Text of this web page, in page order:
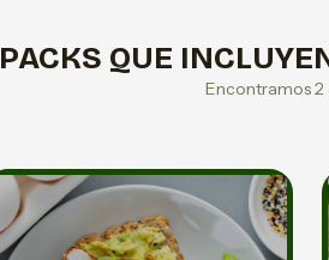
PACKS QUE
Encontramos